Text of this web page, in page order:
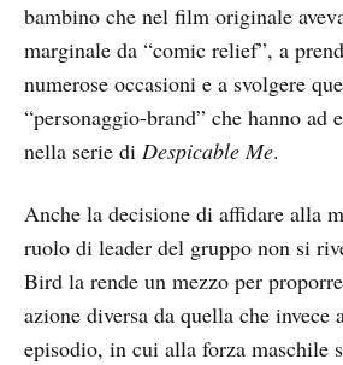
bambino che nel film originale
marginale da “comic relief”, a
numerose occasioni e a svolgere
“personaggio-brand” che hanno ad
nella serie di Despicable Me.
Anche la decisione di affidare alla
ruolo di leader del gruppo non si
Bird la rende un mezzo per
azione diversa da quella che
episodio, in cui alla forza maschile